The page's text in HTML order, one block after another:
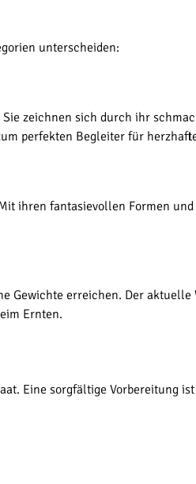
unterscheiden:
zeichnen sich durch ihr
perfekten Begleiter für
ihren fantasievollen Formen
Gewichte erreichen. Der
Ernten.
Eine sorgfältige Vorbereitung